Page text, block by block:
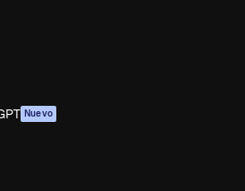
Nuevo